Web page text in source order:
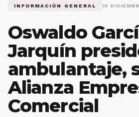
INFORMACIÓN GENERAL 15
Oswaldo
Jarquín
ambulantaje,
Alianza
Comercial